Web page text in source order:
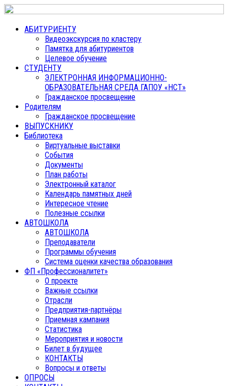
АБИТУРИЕНТУ
Видеоэкскурсия по кластеру
Памятка для абитуриентов
Целевое обучение
СТУДЕНТУ
ЭЛЕКТРОННАЯ ИНФОРМАЦИОННО-
ОБРАЗОВАТЕЛЬНАЯ СРЕДА ГАПОУ «НСТ»
Гражданское просвещение
Родителям
Гражданское просвещение
ВЫПУСКНИКУ
Библиотека
Виртуальные выставки
События
Документы
План работы
Электронный каталог
Календарь памятных дней
Интересное чтение
Полезные ссылки
АВТОШКОЛА
АВТОШКОЛА
Преподаватели
Программы обучения
Система оценки качества образования
ФП «Профессионалитет»
О проекте
Важные ссылки
Отрасли
Предприятия-партнёры
Приемная кампания
Статистика
Мероприятия и новости
Билет в будущее
КОНТАКТЫ
Вопросы и ответы
ОПРОСЫ